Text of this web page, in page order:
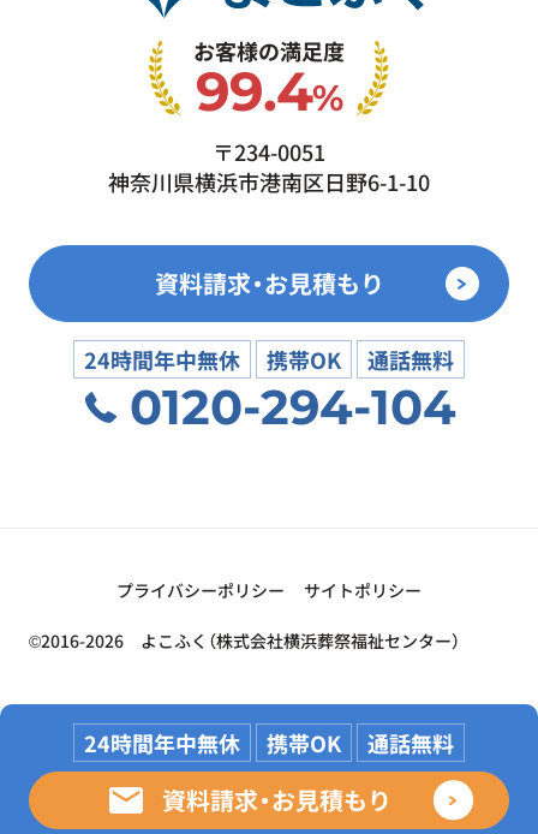
24時間年中無休 携帯OK 通話無料
資料請求・お見積もり
お客様の満足度
99.4%
〒234-0051
神奈川県横浜市港南区日野6-1-10
資料請求・お見積もり
24時間年中無休 携帯OK 通話無料
0120-294-104
プライバシーポリシー サイトポリシー
©2016-2026 よこふく（株式会社横浜葬祭福祉センター）